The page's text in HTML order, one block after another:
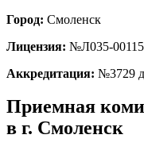
Город: Смоленск
Лицензия: №Л035-
Аккредитация: №3729
Приемная
в г. Смоленск